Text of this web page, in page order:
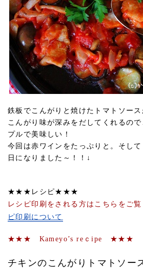
鉄板でこんがりと焼けたトマトソース
こんがり味が深みをだしてくれるの
プルで美味しい！
今回は赤ワインをたっぷりと。そし
日になりました～！！↓
★★★レシピ★★★
レシピ印刷をされる方はこちらを
ピ印刷について
★★★ Kameyo’s reｃipe ★★★
チキンのこんがりトマトソー